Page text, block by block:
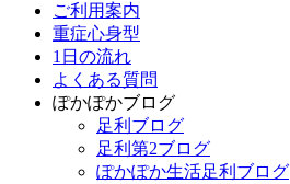
ご利用案内
重症心身型
1日の流れ
よくある質問
ぽかぽかブログ
足利ブログ
足利第2ブログ
ぽかぽか生活足利ブログ